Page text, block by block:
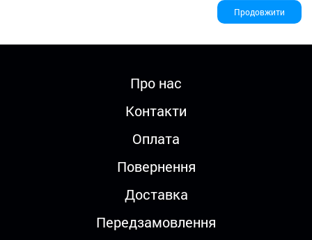
Продовжити
Про нас
Контакти
Оплата
Повернення
Доставка
Передзамовлення